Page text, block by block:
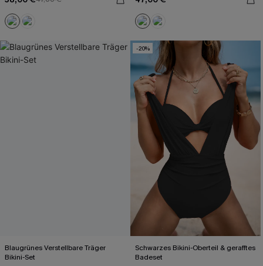
Blaugrünes Verstellbare Träger
Bikini-Set
-20%
Schwarzes Bikini-Oberteil & gerafftes
Badeset